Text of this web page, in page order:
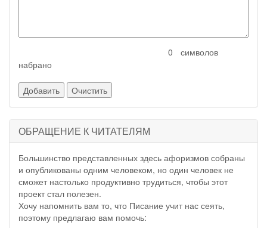
символов
набрано
ОБРАЩЕНИЕ К ЧИТАТЕЛЯМ
Большинство представленных здесь афоризмов собраны
и опубликованы одним человеком, но один человек не
сможет настолько продуктивно трудиться, чтобы этот
проект стал полезен.
Хочу напомнить вам то, что Писание учит нас сеять,
поэтому предлагаю вам помочь: